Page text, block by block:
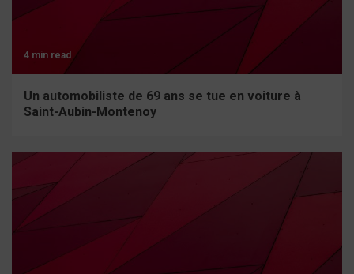
4 min read
Un automobiliste de 69 ans se tue en voiture à
Saint-Aubin-Montenoy